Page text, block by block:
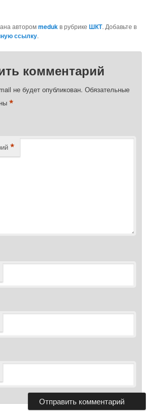
авторомmedukв рубрикеШКТ. Добавьте в
ссылку.
комментарий
не будет опубликован. Обязательные
*
*